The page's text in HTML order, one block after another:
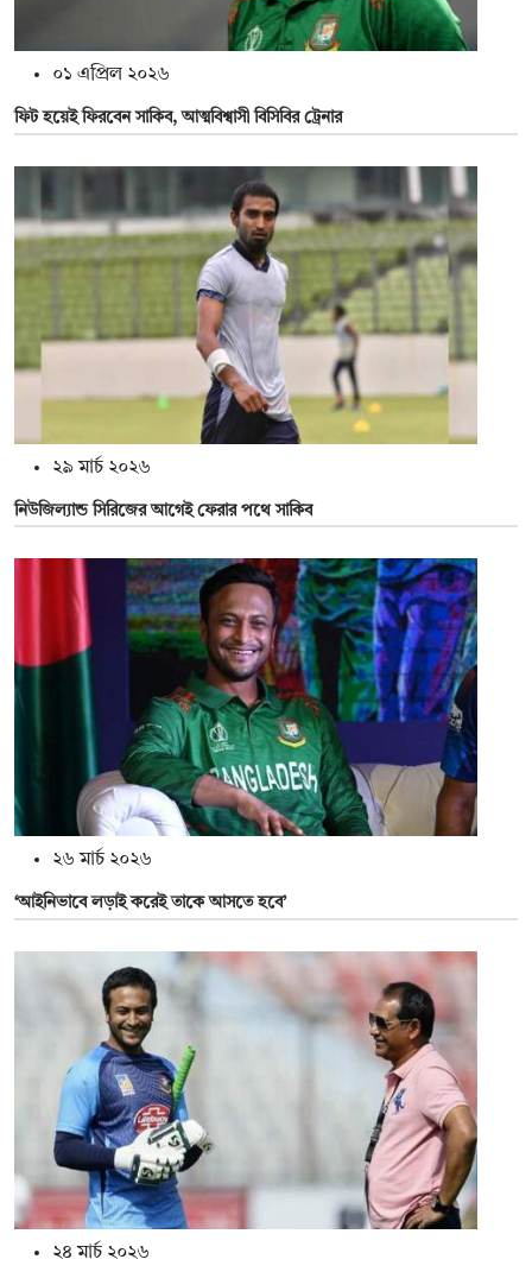
০১ এপ্রিল ২০২৬
ফিট হয়েই ফিরবেন সাকিব, আত্মবিশ্বাসী বিসিবির ট্রেনার
২৯ মার্চ ২০২৬
নিউজিল্যান্ড সিরিজের আগেই ফেরার পথে সাকিব
২৬ মার্চ ২০২৬
‘আইনিভাবে লড়াই করেই তাকে আসতে হবে’
২৪ মার্চ ২০২৬